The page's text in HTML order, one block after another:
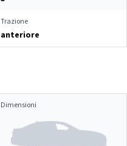
Trazione
anteriore
Dimensioni